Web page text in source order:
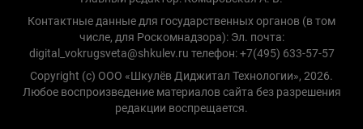
Контактные данные для государственных органов (в том
числе, для Роскомнадзора): Эл. почта:
digital_vokrugsveta@shkulev.ru телефон: +7(495) 633-57-57
Copyright (с) ООО «Шкулёв Диджитал Технологии», 2026.
Любое воспроизведение материалов сайта без разрешения
редакции воспрещается.